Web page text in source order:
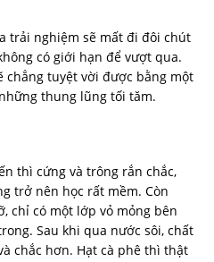
trải nghiệm sẽ mất đi đôi chút
có giới hạn để vượt qua.
tuyệt vời được bằng một
thung lũng tối tăm.
thì cứng và trông rắn chắc,
trở nên học rất mềm. Còn
chỉ có một lớp vỏ mỏng bên
Sau khi qua nước sôi, chất
chắc hơn. Hạt cà phê thì thật